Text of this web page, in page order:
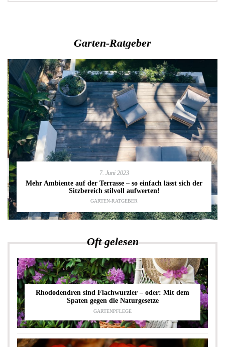
Garten-Ratgeber
7. Juni 2023
Mehr Ambiente auf der Terrasse – so einfach lässt sich der
Sitzbereich stilvoll aufwerten!
GARTEN-RATGEBER
Oft gelesen
Rhododendren sind Flachwurzler – oder: Mit dem
Spaten gegen die Naturgesetze
GARTENPFLEGE